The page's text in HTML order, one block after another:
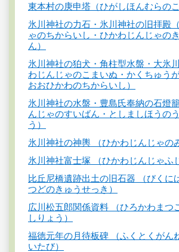
東本村の庚申塔（ひがしほんむらの
氷川神社の力石・氷川神社の旧拝殿
ゃのちからいし・ひかわじんじゃの
ん）
氷川神社の狛犬・角柱型水盤・大氷
わじんじゃのこまいぬ・かくちゅう
おおひかわのちからいし）
氷川神社の水盤・豊島氏奉納の石燈
んじゃのすいばん・としましほうの
う）
氷川神社の神輿 （ひかわじんじゃの
氷川神社富士塚 （ひかわじんじゃふ
比丘尼橋遺跡出土の旧石器 （びくに
つどのきゅうせっき）
広川松五郎関係資料 （ひろかわまつ
しりょう）
福徳元年の月待板碑 （ふくとくがん
いたび）